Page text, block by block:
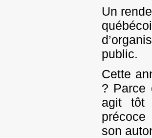
Un
public.
Cette
? Parce
agit tôt
son